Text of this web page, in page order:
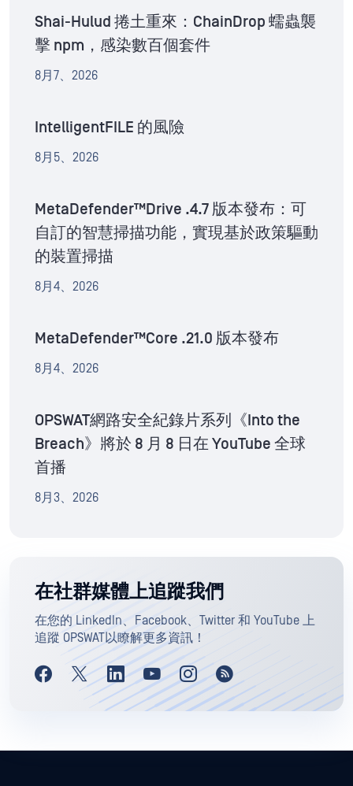
Shai-Hulud 捲土重來：ChainDrop 蠕蟲襲
擊 npm，感染數百個套件
8月7、2026
IntelligentFILE 的風險
8月5、2026
MetaDefender™Drive .4.7 版本發布：可
自訂的智慧掃描功能，實現基於政策驅動
的裝置掃描
8月4、2026
MetaDefender™Core .21.0 版本發布
8月4、2026
OPSWAT網路安全紀錄片系列《Into the
Breach》將於 8 月 8 日在 YouTube 全球
首播
8月3、2026
在社群媒體上追蹤我們
在您的 LinkedIn、Facebook、Twitter 和 YouTube 上
追蹤 OPSWAT以瞭解更多資訊！